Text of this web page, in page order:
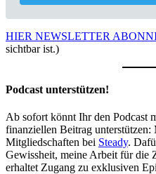
HIER NEWSLETTER
sichtbar ist.)
Podcast unterstützen!
Ab sofort könnt Ihr den Podcast
finanziellen Beitrag
Mitgliedschaften bei Steady.
Gewissheit, meine Arbeit für die
erhaltet Zugang zu exklusiven